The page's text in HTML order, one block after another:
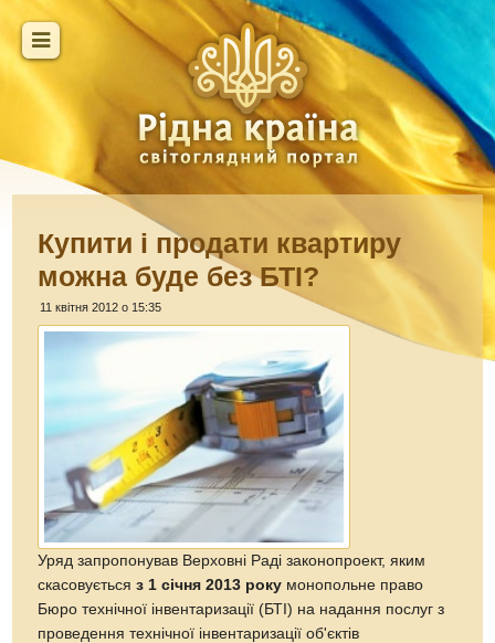
Купити і продати квартиру
можна буде без БТІ?
11 квітня 2012 о 15:35
Уряд запропонував Верховні Раді законопроект, яким
скасовуєтьсяз 1 січня 2013 року монопольне право
Бюро технічної інвентаризації (БТІ) на надання послуг з
проведення технічної інвентаризації об'єктів